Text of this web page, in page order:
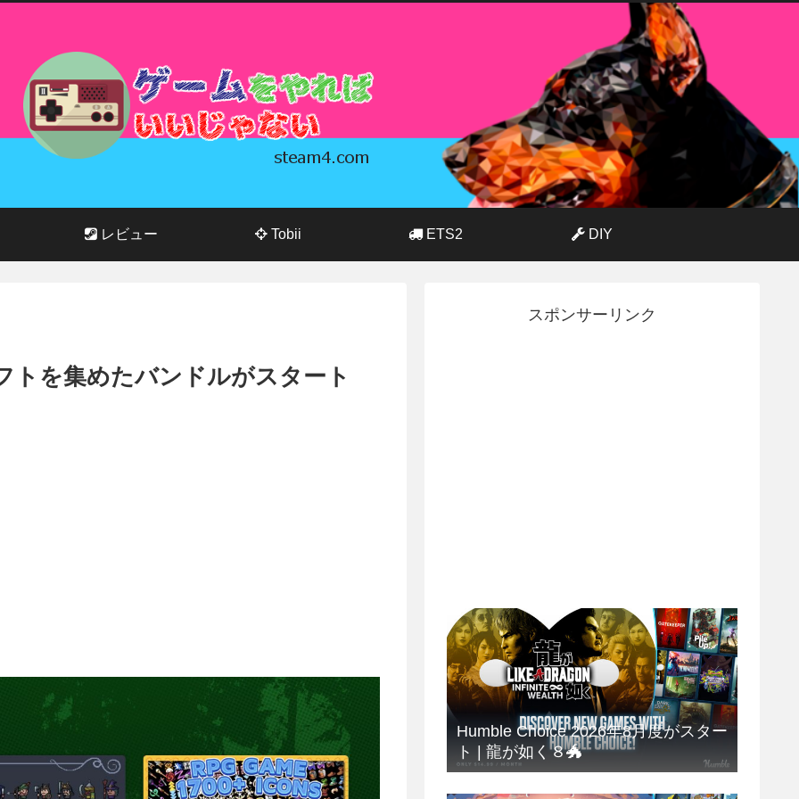
レビュー Tobii ETS2 DIY
トを集めたバンドルがスタート
スポンサーリンク
Humble Choice 2026年8月度がスター
ト | 龍が如く８🐲